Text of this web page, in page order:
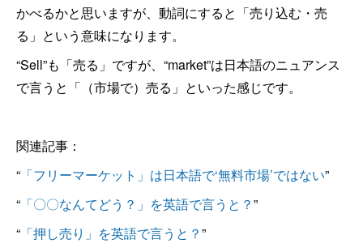
かべるかと思いますが、動詞にすると「売り込む・売
る」という意味になります。
“Sell”も「売る」ですが、“market”は日本語のニュアンス
で言うと「（市場で）売る」といった感じです。
関連記事：
“ 「フリーマーケット」は日本語で‘無料市場’ではない”
“ 「〇〇なんてどう？」を英語で言うと？”
“ 「押し売り」を英語で言うと？”